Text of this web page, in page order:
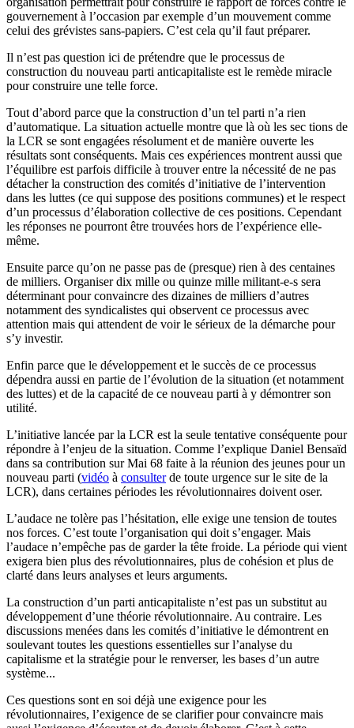
gouvernement à l’occasion par exemple d’un mouvement comme
celui des grévistes sans-papiers. C’est cela qu’il faut préparer.
Il n’est pas question ici de prétendre que le processus de
construction du nouveau parti anticapitaliste est le remède miracle
pour construire une telle force.
Tout d’abord parce que la construction d’un tel parti n’a rien
d’automatique. La situation actuelle montre que là où les sec tions de
la LCR se sont engagées résolument et de manière ouverte les
résultats sont conséquents. Mais ces expériences montrent aussi que
l’équilibre est parfois difficile à trouver entre la nécessité de ne pas
détacher la construction des comités d’initiative de l’intervention
dans les luttes (ce qui suppose des positions communes) et le respect
d’un processus d’élaboration collective de ces positions. Cependant
les réponses ne pourront être trouvées hors de l’expérience elle-
même.
Ensuite parce qu’on ne passe pas de (presque) rien à des centaines
de milliers. Organiser dix mille ou quinze mille militant-e-s sera
déterminant pour convaincre des dizaines de milliers d’autres
notamment des syndicalistes qui observent ce processus avec
attention mais qui attendent de voir le sérieux de la démarche pour
s’y investir.
Enfin parce que le développement et le succès de ce processus
dépendra aussi en partie de l’évolution de la situation (et notamment
des luttes) et de la capacité de ce nouveau parti à y démontrer son
utilité.
L’initiative lancée par la LCR est la seule tentative conséquente pour
répondre à l’enjeu de la situation. Comme l’explique Daniel Bensaïd
dans sa contribution sur Mai 68 faite à la réunion des jeunes pour un
nouveau parti (vidéo à consulterde toute urgence sur le site de la
LCR), dans certaines périodes les révolutionnaires doivent oser.
L’audace ne tolère pas l’hésitation, elle exige une tension de toutes
nos forces. C’est toute l’organisation qui doit s’engager. Mais
l’audace n’empêche pas de garder la tête froide. La période qui vient
exigera bien plus des révolutionnaires, plus de cohésion et plus de
clarté dans leurs analyses et leurs arguments.
La construction d’un parti anticapitaliste n’est pas un substitut au
développement d’une théorie révolutionnaire. Au contraire. Les
discussions menées dans les comités d’initiative le démontrent en
soulevant toutes les questions essentielles sur l’analyse du
capitalisme et la stratégie pour le renverser, les bases d’un autre
système...
Ces questions sont en soi déjà une exigence pour les
révolutionnaires, l’exigence de se clarifier pour convaincre mais